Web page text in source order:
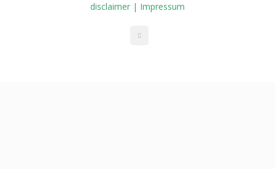
disclaimer | Impressum